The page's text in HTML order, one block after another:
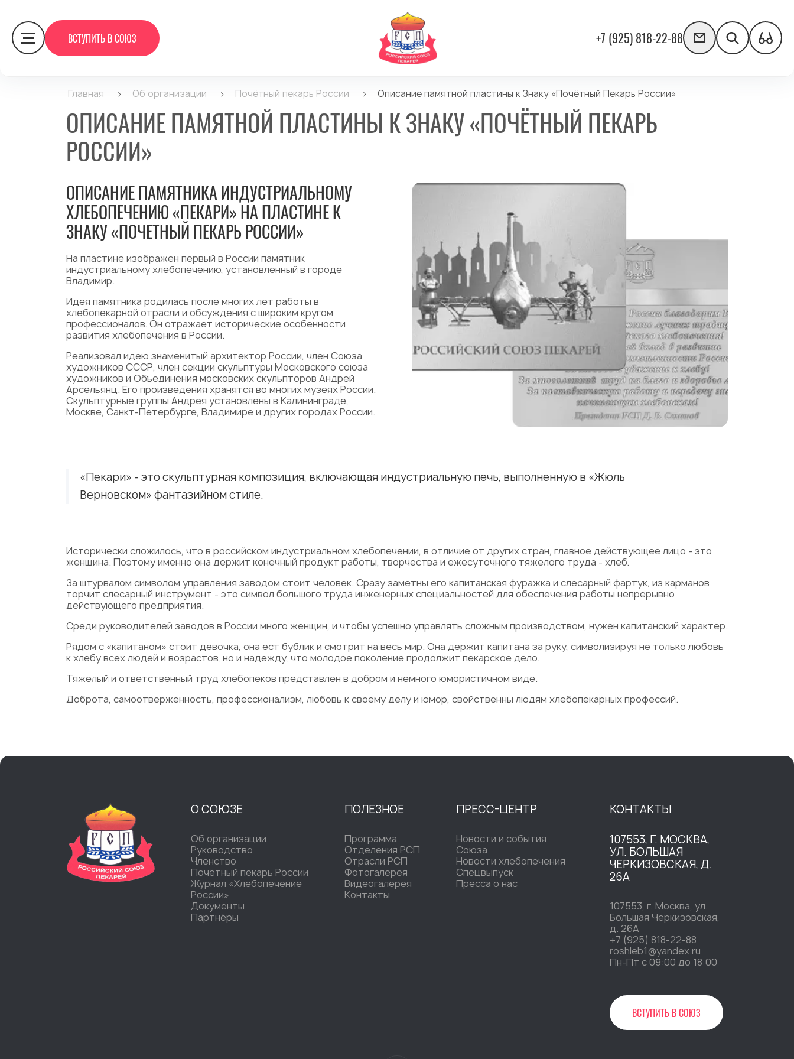
ВСТУПИТЬ В СОЮЗ +7 (925) 818-22-88
Главная > Об организации > Почётный пекарь России > Описание памятной пластины к Знаку «Почётный Пекарь России»
ОПИСАНИЕ ПАМЯТНОЙ ПЛАСТИНЫ К ЗНАКУ «ПОЧЁТНЫЙ ПЕКАРЬ
РОССИИ»
ОПИСАНИЕ ПАМЯТНИКА ИНДУСТРИАЛЬНОМУ
ХЛЕБОПЕЧЕНИЮ «ПЕКАРИ» НА ПЛАСТИНЕ К
ЗНАКУ «ПОЧЕТНЫЙ ПЕКАРЬ РОССИИ»
На пластине изображен первый в России памятник
индустриальному хлебопечению, установленный в городе
Владимир.
Идея памятника родилась после многих лет работы в
хлебопекарной отрасли и обсуждения с широким кругом
профессионалов. Он отражает исторические особенности
развития хлебопечения в России.
Реализовал идею знаменитый архитектор России, член Союза
художников СССР, член секции скульптуры Московского союза
художников и Объединения московских скульпторов Андрей
Арсельянц. Его произведения хранятся во многих музеях России.
Скульптурные группы Андрея установлены в Калининграде,
Москве, Санкт-Петербурге, Владимире и других городах России.
«Пекари» - это скульптурная композиция, включающая индустриальную печь, выполненную в «Жюль
Верновском» фантазийном стиле.
Исторически сложилось, что в российском индустриальном хлебопечении, в отличие от других стран, главное действующее лицо - это
женщина. Поэтому именно она держит конечный продукт работы, творчества и ежесуточного тяжелого труда - хлеб.
За штурвалом символом управления заводом стоит человек. Сразу заметны его капитанская фуражка и слесарный фартук, из карманов
торчит слесарный инструмент - это символ большого труда инженерных специальностей для обеспечения работы непрерывно
действующего предприятия.
Среди руководителей заводов в России много женщин, и чтобы успешно управлять сложным производством, нужен капитанский характер.
Рядом с «капитаном» стоит девочка, она ест бублик и смотрит на весь мир. Она держит капитана за руку, символизируя не только любовь
к хлебу всех людей и возрастов, но и надежду, что молодое поколение продолжит пекарское дело.
Тяжелый и ответственный труд хлебопеков представлен в добром и немного юмористичном виде.
Доброта, самоотверженность, профессионализм, любовь к своему делу и юмор, свойственны людям хлебопекарных профессий.
О СОЮЗЕ
Об организации
Руководство
Членство
Почётный пекарь России
Журнал «Хлебопечение
России»
Документы
Партнёры
ПОЛЕЗНОЕ
Программа
Отделения РСП
Отрасли РСП
Фотогалерея
Видеогалерея
Контакты
ПРЕСС-ЦЕНТР
Новости и события
Союза
Новости хлебопечения
Спецвыпуск
Пресса о нас
КОНТАКТЫ
107553, Г. МОСКВА,
УЛ. БОЛЬШАЯ
ЧЕРКИЗОВСКАЯ, Д.
26А
107553, г. Москва, ул.
Большая Черкизовская,
д. 26А
+7 (925) 818-22-88
roshleb1@yandex.ru
Пн-Пт c 09:00 до 18:00
ВСТУПИТЬ В СОЮЗ